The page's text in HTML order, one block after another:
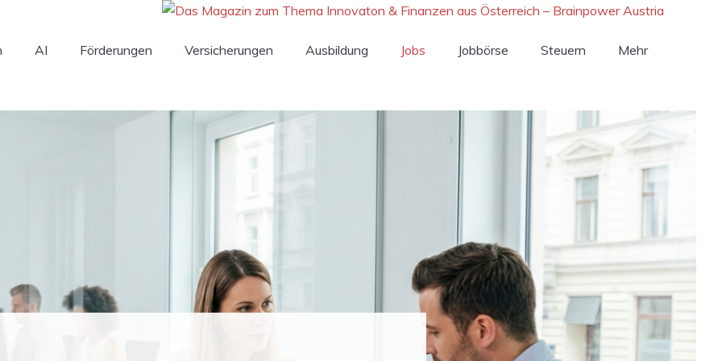
AI Förderungen Versicherungen Ausbildung Jobs Jobbörse Steuern Mehr